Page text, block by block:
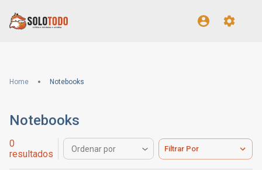
Home Notebooks
Notebooks
0
resultados
Ordenar por Filtrar Por